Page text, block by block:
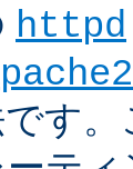
httpd
です